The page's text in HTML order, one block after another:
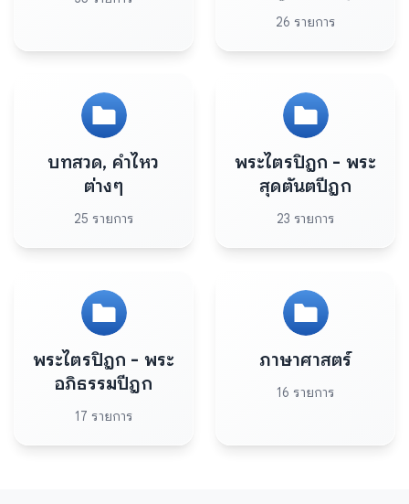
26 รายการ
บทสวด, คำไหว
ต่างๆ
25 รายการ
พระไตรปิฎก - พระ
สุดตันตปีฎก
23 รายการ
พระไตรปิฎก - พระ
อภิธรรมปีฎก
17 รายการ
ภาษาศาสตร์
16 รายการ